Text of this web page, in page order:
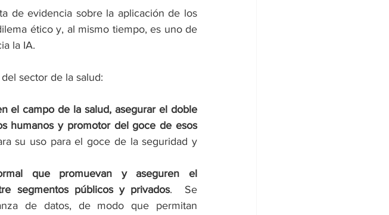
de evidencia sobre la aplicación de los
ético y, al mismo tiempo, es uno de
la IA.
sector de la salud:
el campo de la salud, asegurar el doble
humanos y promotor del goce de esos
su uso para el goce de la seguridad y
que promuevan y aseguren el
segmentos públicos y privados.  Se
de datos, de modo que permitan